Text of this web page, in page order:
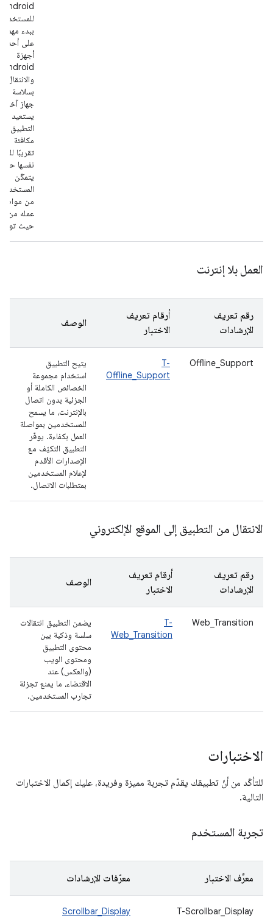
Android
ببدء مهمة
على أحد
أجهزة
Android
والانتقال
بسلاسة إلى
جهاز آخر.
يستعيد
التطبيق
مكافئة
تقريبًا
نفسها حتى
يتمكّن
المستخدم
من
عمله من
حيث
العمل بلا إنترنت
رقم تعريف
الإرشادات
أرقام تعريف
الاختبار
الوصف
Offline_Support
T-
Offline_Support
يتيح التطبيق
استخدام مجموعة
الخصائص الكاملة أو
الجزئية بدون اتصال
بالإنترنت، ما يسمح
للمستخدمين بمواصلة
العمل بكفاءة. يوفّر
التطبيق التكيّف مع
الإصدارات الأقدم
لإعلام المستخدمين
بمتطلبات الاتصال.
الانتقال من التطبيق إلى الموقع الإلكتروني
رقم تعريف
الإرشادات
أرقام تعريف
الاختبار
الوصف
Web_Transition
T-
Web_Transition
يضمن التطبيق انتقالات
سلسة وذكية بين
محتوى التطبيق
ومحتوى الويب
(والعكس) عند
الاقتضاء، ما يمنع تجزئة
تجارب المستخدمين.
الاختبارات
للتأكّد من أنّ تطبيقك يقدّم تجربة مميزة وفريدة، عليك إكمال الاختبارات
التالية.
تجربة المستخدم
معرِّف الاختبار معرّفات الإرشادات
T-Scrollbar_Display
Scrollbar_Display